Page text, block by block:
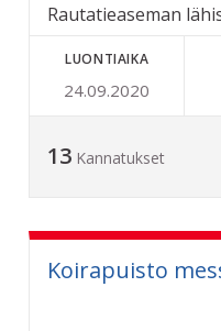
Rautatieaseman
LUONTIAIKA
24.09.2020
13 Kannatukset
Koirapuisto